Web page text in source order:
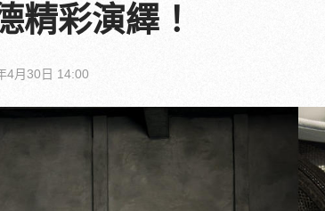
精彩演繹！
4月30日 14:00